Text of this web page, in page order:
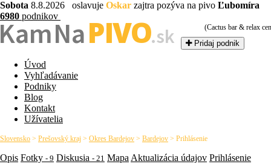
Sobota 8.8.2026 oslavuje Oskar zajtra pozýva na pivo Ľubomíra
6980 podnikovNaPIVO.sk Pridaj podnik
Úvod
Vyhľadávanie
Podniky
Blog
Kontakt
Užívatelia
Slovensko > Prešovský kraj > Okres Bardejov > Bardejov > Prihlásenie
Opis Fotky - 9 Diskusia - 21 Mapa Aktualizácia údajov Prihlásenie
(Cactus bar & relax